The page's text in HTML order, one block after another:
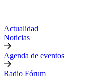
Actualidad
Noticias
Agenda de eventos
Radio Fórum